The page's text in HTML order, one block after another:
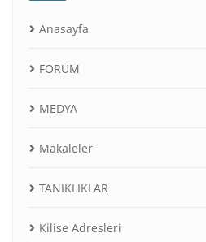
Anasayfa
FORUM
MEDYA
Makaleler
TANIKLIKLAR
Kilise Adresleri